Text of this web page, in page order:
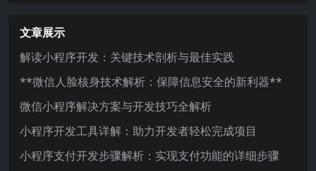
文章展示
解读小程序开发：关键技术剖析与最佳实践
**微信人脸核身技术解析：保障信息安全的新利器**
微信小程序解决方案与开发技巧全解析
小程序开发工具详解：助力开发者轻松完成项目
小程序支付开发步骤解析：实现支付功能的详细步骤